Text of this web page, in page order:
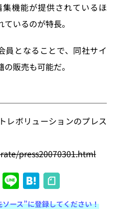
機能が提供されているほ
いるのが特長。
となることで、同社サイ
販売も可能だ。
レボリューションのプレス
press20070301.html
X Li
n
H
at
ース”に登録してください！